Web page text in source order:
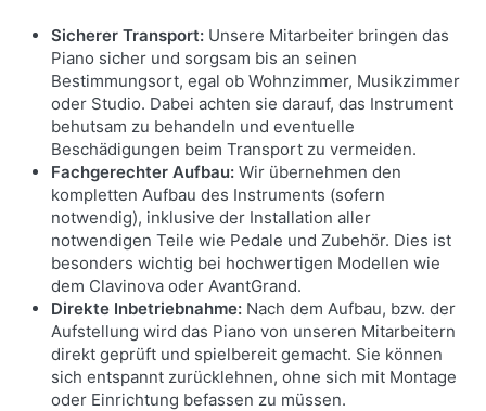
Sicherer Transport: Unsere Mitarbeiter bringen das
Piano sicher und sorgsam bis an seinen
Bestimmungsort, egal ob Wohnzimmer, Musikzimmer
oder Studio. Dabei achten sie darauf, das Instrument
behutsam zu behandeln und eventuelle
Beschädigungen beim Transport zu vermeiden.
Fachgerechter Aufbau: Wir übernehmen den
kompletten Aufbau des Instruments (sofern
notwendig), inklusive der Installation aller
notwendigen Teile wie Pedale und Zubehör. Dies ist
besonders wichtig bei hochwertigen Modellen wie
dem Clavinova oder AvantGrand.
Direkte Inbetriebnahme: Nach dem Aufbau, bzw. der
Aufstellung wird das Piano von unseren Mitarbeitern
direkt geprüft und spielbereit gemacht. Sie können
sich entspannt zurücklehnen, ohne sich mit Montage
oder Einrichtung befassen zu müssen.